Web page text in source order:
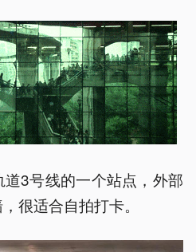
3号线的一个站点，外部
很适合自拍打卡。